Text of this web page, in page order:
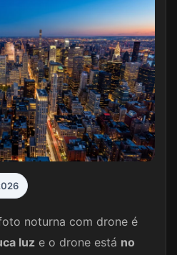
noturna com drone é
luz e o drone está no